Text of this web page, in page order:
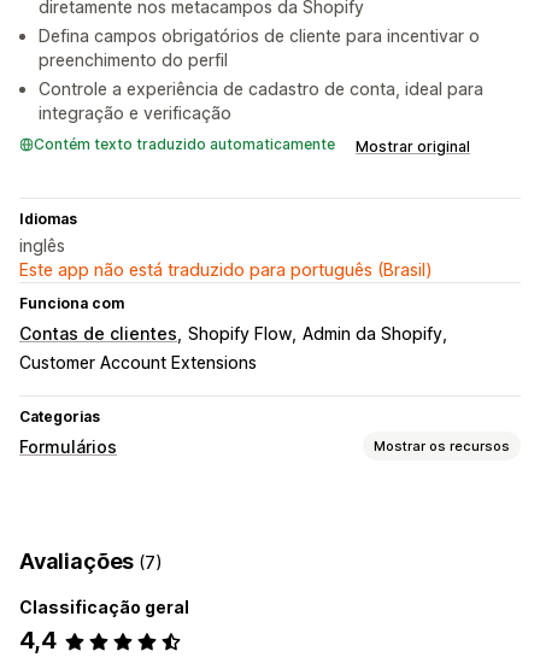
diretamente nos metacampos da Shopify
Defina campos obrigatórios de cliente para incentivar o
preenchimento do perfil
Controle a experiência de cadastro de conta, ideal para
integração e verificação
Contém texto traduzido automaticamente Mostrar original
Idiomas
inglês
Este app não está traduzido para português (Brasil)
Funciona com
Contas de clientes Shopify Flow Admin da Shopify
Customer Account Extensions
Categorias
Formulários Mostrar os recursos
Personalização
Campos personalizados
Avaliações (7)
Classificação geral
4,4